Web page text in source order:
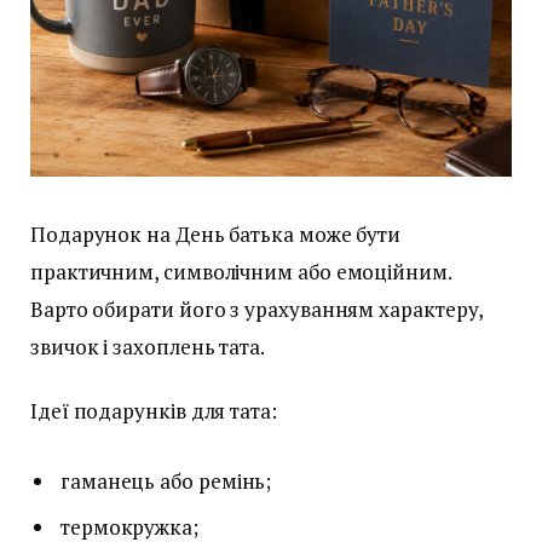
Подарунок на День батька може бути
практичним, символічним або емоційним.
Варто обирати його з урахуванням характеру,
звичок і захоплень тата.
Ідеї подарунків для тата:
гаманець або ремінь;
термокружка;